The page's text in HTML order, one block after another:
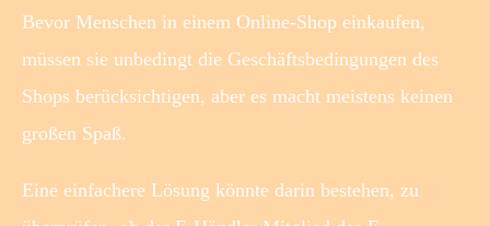
Bevor Menschen in einem Online-Shop einkaufen,
müssen sie unbedingt die Geschäftsbedingungen des
Shops berücksichtigen, aber es macht meistens keinen
großen Spaß.
Eine einfachere Lösung könnte darin bestehen, zu